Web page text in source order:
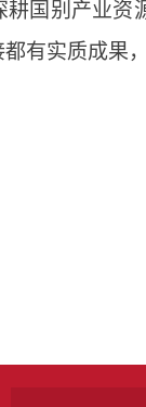
国别产业
有实质成果